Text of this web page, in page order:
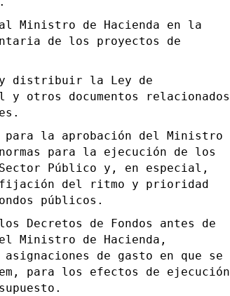
de Hacienda en la
de los proyectos de
la Ley de
y otros documentos relacionados
la aprobación del Ministro
para la ejecución de los
Público y, en especial,
del ritmo y prioridad
públicos.
de Fondos antes de
Ministro de Hacienda,
de gasto en que se
para los efectos de ejecución